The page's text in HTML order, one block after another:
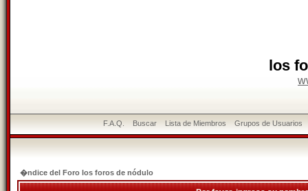
los
F.A.Q. Buscar Lista de Miembros Grupos de Usuarios
�ndice del Foro los foros de nódulo